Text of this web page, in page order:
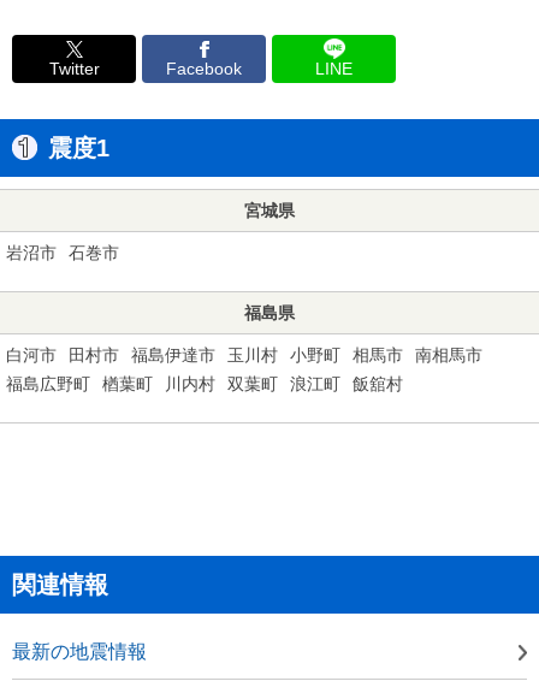
Twitter Facebook LINE
震度1
宮城県
岩沼市 石巻市
福島県
白河市 田村市 福島伊達市 玉川村 小野町 相馬市
南相馬市
福島広野町
楢葉町 川内村 双葉町 浪江町 飯舘村
関連情報
最新の地震情報